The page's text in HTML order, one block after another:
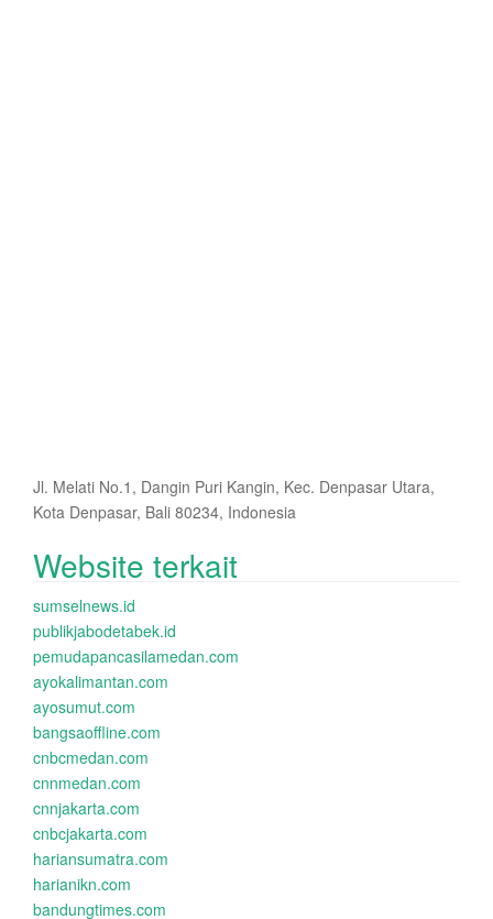
Jl. Melati No.1, Dangin Puri Kangin, Kec. Denpasar Utara,
Kota Denpasar, Bali 80234, Indonesia
Website terkait
sumselnews.id
publikjabodetabek.id
pemudapancasilamedan.com
ayokalimantan.com
ayosumut.com
bangsaoffline.com
cnbcmedan.com
cnnmedan.com
cnnjakarta.com
cnbcjakarta.com
hariansumatra.com
harianikn.com
bandungtimes.com